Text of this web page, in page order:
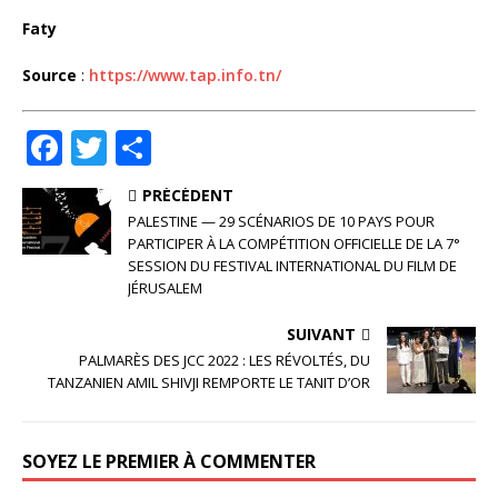
Faty
Source : https://www.tap.info.tn/
F
a
c
e
o
k
T
w
it
te
ar
ta
g
e
PRÉCÉDENT
PALESTINE — 29 SCÉNARIOS DE 10 PAYS POUR
PARTICIPER À LA COMPÉTITION OFFICIELLE DE LA 7°
SESSION DU FESTIVAL INTERNATIONAL DU FILM DE
JÉRUSALEM
SUIVANT
PALMARÈS DES JCC 2022 : LES RÉVOLTÉS, DU
TANZANIEN AMIL SHIVJI REMPORTE LE TANIT D’OR
SOYEZ LE PREMIER À COMMENTER